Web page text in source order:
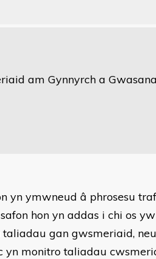
am Gynnyrch a
yn ymwneud â phrosesu
hon yn addas i chi os
taliadau gan gwsmeriaid,
yn monitro taliadau